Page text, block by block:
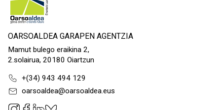
OARSOALDEA GARAPEN AGENTZIA
Mamut bulego eraikina 2,
2.solairua, 20180 Oiartzun
+(34) 943 494 129
oarsoaldea@oarsoaldea.eus